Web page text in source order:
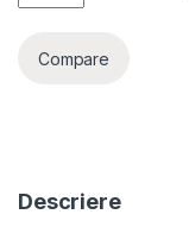
Compare
Descriere